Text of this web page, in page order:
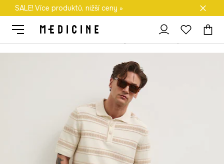
Doprava zdarma při nákupu nad 1 200 Kč
SALE! Více produktů, nižší ceny »